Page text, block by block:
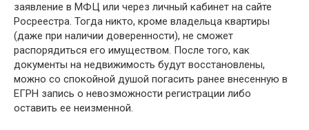
заявление в МФЦ или через личный кабинет на сайте
Росреестра. Тогда никто, кроме владельца квартиры
(даже при наличии доверенности), не сможет
распорядиться его имуществом. После того, как
документы на недвижимость будут восстановлены,
можно со спокойной душой погасить ранее внесенную в
ЕГРН запись о невозможности регистрации либо
оставить ее неизменной.